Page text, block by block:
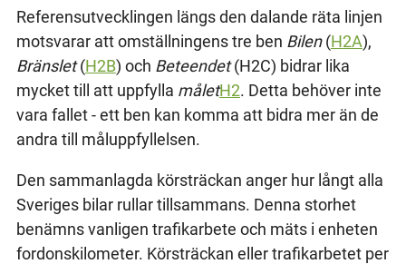
Referensutvecklingen längs den dalande räta linjen
motsvarar att omställningens tre ben Bilen(H2A),
Bränslet(H2B) och Beteendet(H2C) bidrar lika
mycket till att uppfylla måletH2. Detta behöver inte
vara fallet - ett ben kan komma att bidra mer än de
andra till måluppfyllelsen.
Den sammanlagda körsträckan anger hur långt alla
Sveriges bilar rullar tillsammans. Denna storhet
benämns vanligen trafikarbete och mäts i enheten
fordonskilometer. Körsträckan eller trafikarbetet per